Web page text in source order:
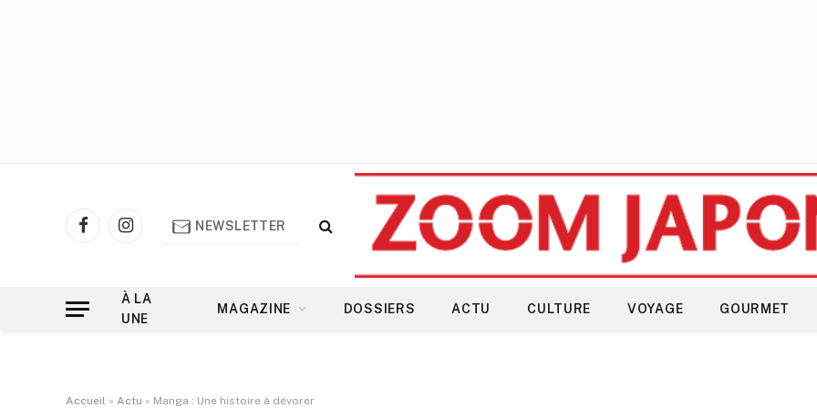
FacebookInstagram
NEWSLETTER
À LA
UNE
MAGAZINE DOSSIERS ACTU CULTURE VOYAGE GOURMET
Accueil » Actu » Manga : Une histoire à dévorer